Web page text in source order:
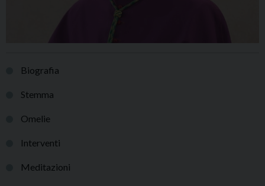
Biografia
Stemma
Omelie
Interventi
Meditazioni